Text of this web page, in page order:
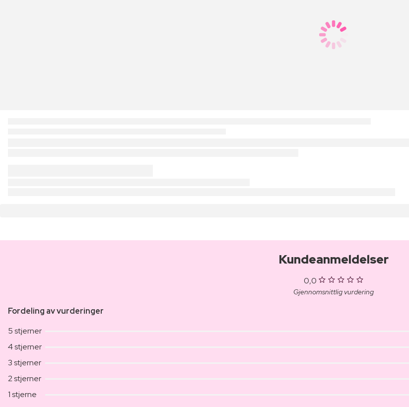
Kundeanmeldelser
0,0
Gjennomsnittlig vurdering
Fordeling av vurderinger
5 stjerner
4 stjerner
3 stjerner
2 stjerner
1 stjerne